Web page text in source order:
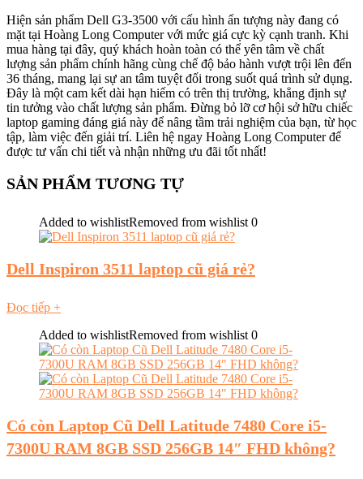
Hiện sản phẩm Dell G3-3500 với cấu hình ấn tượng này đang có
mặt tại Hoàng Long Computer với mức giá cực kỳ cạnh tranh. Khi
mua hàng tại đây, quý khách hoàn toàn có thể yên tâm về chất
lượng sản phẩm chính hãng cùng chế độ bảo hành vượt trội lên đến
36 tháng, mang lại sự an tâm tuyệt đối trong suốt quá trình sử dụng.
Đây là một cam kết dài hạn hiếm có trên thị trường, khẳng định sự
tin tưởng vào chất lượng sản phẩm. Đừng bỏ lỡ cơ hội sở hữu chiếc
laptop gaming đáng giá này để nâng tầm trải nghiệm của bạn, từ học
tập, làm việc đến giải trí. Liên hệ ngay Hoàng Long Computer để
được tư vấn chi tiết và nhận những ưu đãi tốt nhất!
SẢN PHẨM TƯƠNG TỰ
Added to wishlistRemoved from wishlist 0
Dell Inspiron 3511 laptop cũ giá rẻ?
Đọc tiếp +
Added to wishlistRemoved from wishlist 0
Có còn Laptop Cũ Dell Latitude 7480 Core i5-
7300U RAM 8GB SSD 256GB 14″ FHD không?